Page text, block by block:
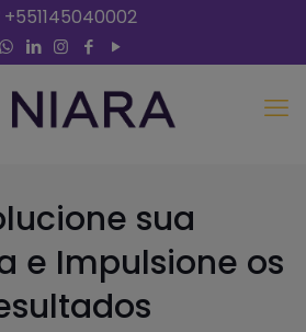
+551145040002
sua
e Impulsione os